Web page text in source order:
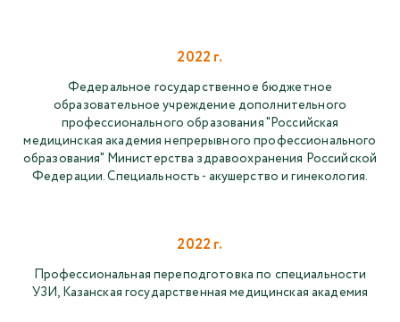
2022 г.
Федеральное государственное бюджетное
образовательное учреждение дополнительного
профессионального образования "Российская
медицинская академия непрерывного профессионального
образования" Министерства здравоохранения Российской
Федерации. Специальность - акушерство и гинекология.
2022 г.
Профессиональная переподготовка по специальности
УЗИ, Казанская государственная медицинская академия